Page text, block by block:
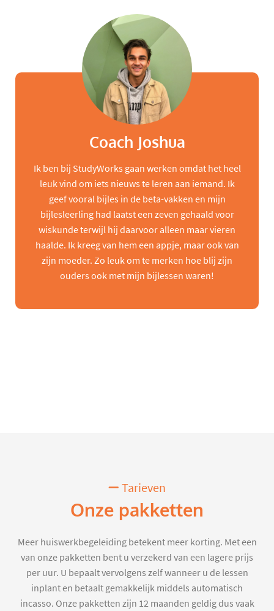
Coach Joshua
Ik ben bij StudyWorks gaan werken omdat het heel
leuk vind om iets nieuws te leren aan iemand. Ik
geef vooral bijles in de beta-vakken en mijn
bijlesleerling had laatst een zeven gehaald voor
wiskunde terwijl hij daarvoor alleen maar vieren
haalde. Ik kreeg van hem een appje, maar ook van
zijn moeder. Zo leuk om te merken hoe blij zijn
ouders ook met mijn bijlessen waren!
Tarieven
Onze pakketten
Meer huiswerkbegeleiding betekent meer korting. Met een
van onze pakketten bent u verzekerd van een lagere prijs
per uur. U bepaalt vervolgens zelf wanneer u de lessen
inplant en betaalt gemakkelijk middels automatisch
incasso. Onze pakketten zijn 12 maanden geldig dus vaak